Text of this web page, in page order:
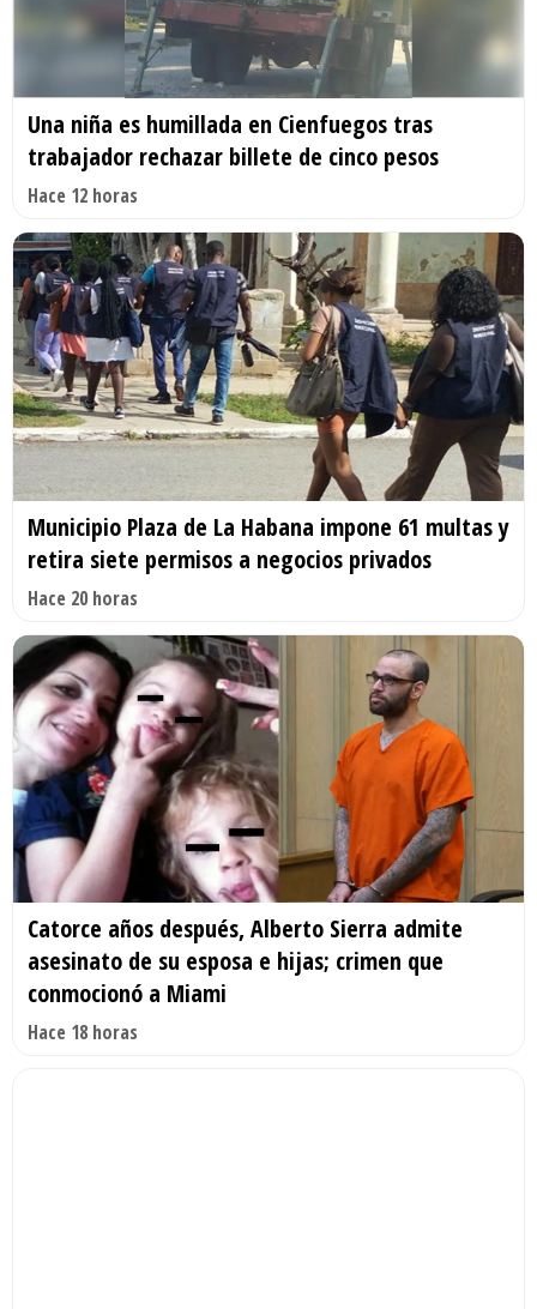
Una niña es humillada en Cienfuegos tras
trabajador rechazar billete de cinco pesos
Hace 12 horas
Municipio Plaza de La Habana impone 61 multas y
retira siete permisos a negocios privados
Hace 20 horas
Catorce años después, Alberto Sierra admite
asesinato de su esposa e hijas; crimen que
conmocionó a Miami
Hace 18 horas